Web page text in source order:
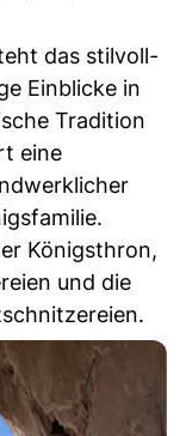
das stilvoll-
Einblicke in
Tradition
eine
Königsthron,
und die